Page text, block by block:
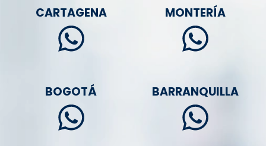
CARTAGENA MONTERÍA
BOGOTÁ BARRANQUILLA